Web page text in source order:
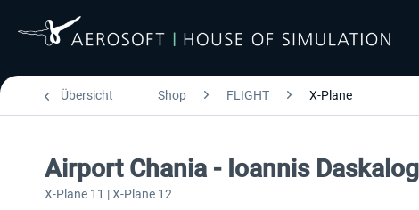
Übersicht Shop FLIGHT X-Plane
Airport Chania - Ioannis
X-Plane 11 | X-Plane 12